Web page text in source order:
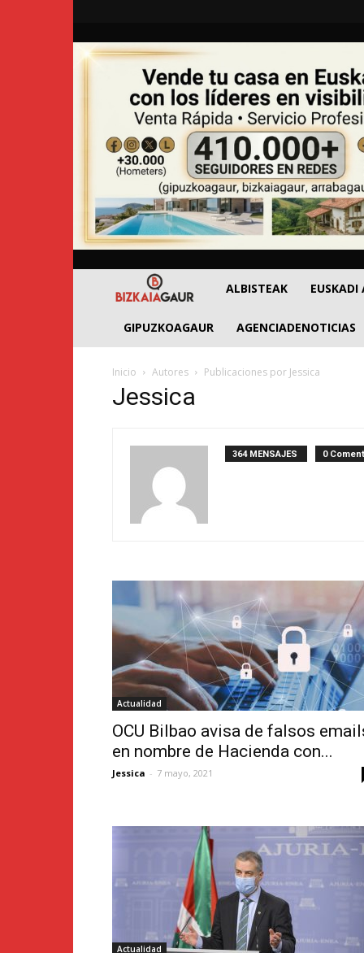
BizkaiaGaur
ALBISTEAK EUSKADI
GIPUZKOAGAUR AGENCIADENOTICIAS
Inicio Autores Publicaciones por Jessica
Jessica
364 MENSAJES 0
Actualidad
OCU Bilbao avisa de falsos
en nombre de Hacienda con...
Jessica - 7 mayo, 2021
Actualidad